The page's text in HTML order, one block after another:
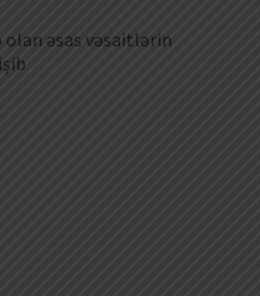
əsas vəsaitlərin